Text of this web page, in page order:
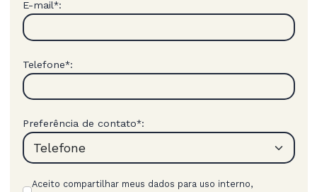
E-mail*:
Telefone*:
Preferência de contato*:
Aceito compartilhar meus dados para uso interno,